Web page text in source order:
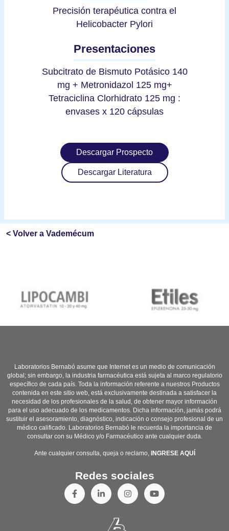
Precisión terapéutica contra el
Helicobacter Pylori
Presentaciones
Subcitrato de Bismuto Potásico 140
mg + Metronidazol 125 mg+
Tetraciclina Clorhidrato 125 mg :
envases x 120 cápsulas
Descargar Prospecto
Descargar Literatura
< Volver a Vademécum
Laboratorios Bernabó asume que Internet es un medio de comunicación
global; sin embargo, la industria farmacéutica está sujeta al marco regulatorio
específico de cada país. Toda la información referente a nuestros Productos
contenida en este sitio web, está exclusivamente destinada a satisfacer la
necesidad de los profesionales de la salud, de obtener mayor información
para el uso adecuado de los medicamentos. Dicha información, jamás podrá
sustituir el asesoramiento, diagnóstico, indicación o consejo profesional de un
médico calificado. Laboratorios Bernabó le recuerda la importancia de
consultar con su Médico y/o Farmacéutico ante cualquier duda.
Ante cualquier consulta, queja o reclamo, INGRESE AQUÍ
Redes sociales